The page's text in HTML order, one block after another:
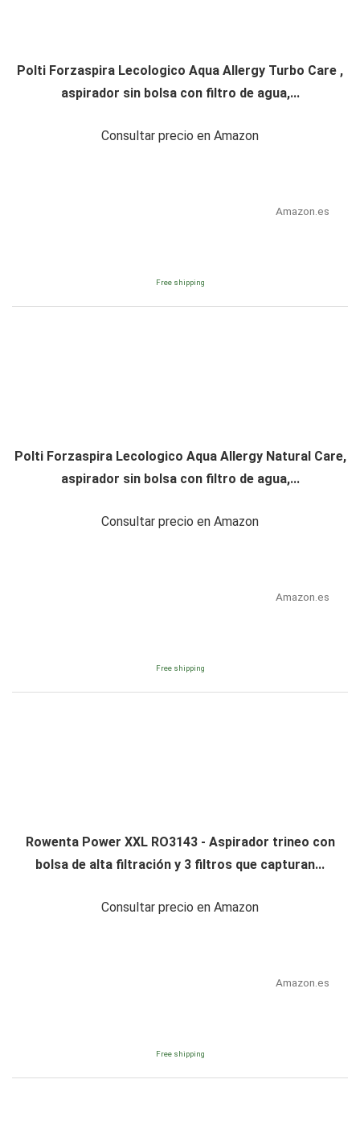
Polti Forzaspira Lecologico Aqua Allergy Turbo Care ,
aspirador sin bolsa con filtro de agua,...
Consultar precio en Amazon
Amazon.es
Free shipping
Polti Forzaspira Lecologico Aqua Allergy Natural Care,
aspirador sin bolsa con filtro de agua,...
Consultar precio en Amazon
Amazon.es
Free shipping
Rowenta Power XXL RO3143 - Aspirador trineo con
bolsa de alta filtración y 3 filtros que capturan...
Consultar precio en Amazon
Amazon.es
Free shipping